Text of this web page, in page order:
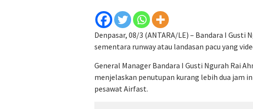
Denpasar, 08/3 (ANTARA/LE) – Bandara I
sementara runway atau landasan pacu yang
General Manager Bandara I Gusti Ngurah Rai
menjelaskan penutupan kurang lebih dua jam
pesawat Airfast.